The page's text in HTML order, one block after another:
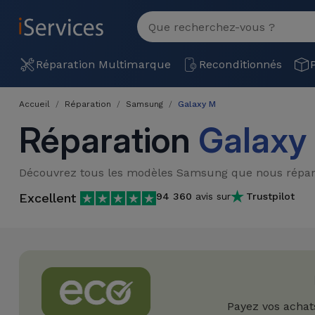
Réparation Multimarque Reconditionnés
MENU
Réparation
Différentes
Causes de
Pannes
/ iMac
iPhone
Reconditionnés
iPads
Reconditionnés
Produits
DJI
Câbles
Magasins
Reprises
Voir
Accueil Réparation Samsung Galaxy M
Réparation Galaxy
Découvrez tous les modèles Samsung que nous
Excellent 94 360 avis sur Trustpilot
Payez vos